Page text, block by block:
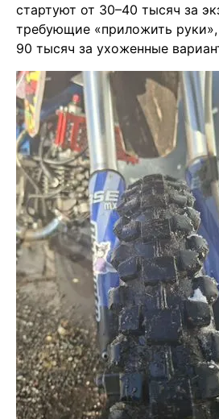
стартуют от 30–40 тысяч за
требующие «приложить
90 тысяч за ухоженные